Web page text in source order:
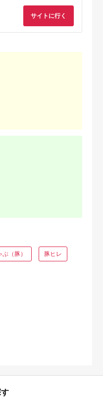
豚とんぷきん か
バーグ Ahc-21
サイトに行く
（豚） 豚ヒレ